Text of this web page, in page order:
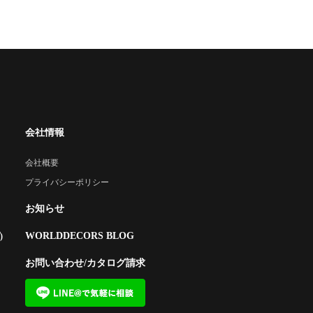
会社情報
会社概要
プライバシーポリシー
お知らせ
WORLDDECORS BLOG
お問い合わせ/カタログ請求